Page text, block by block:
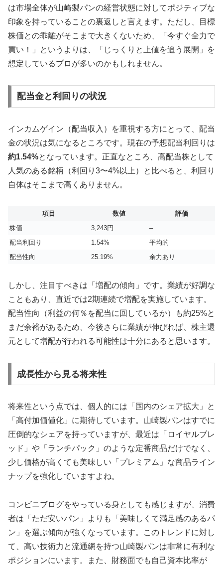
は市場全体が山崎製パンの経営状態に対してポジティブな
印象を持っていることの裏返しと言えます。ただし、目標
株価との乖離がそこまで大きくないため、「今すぐ全力で
買い！」というよりは、「じっくりと上値を追う展開」を
想定しているプロが多いのかもしれません。
配当金と利回りの状況
インカムゲイン（配当収入）を重視する方にとって、配当
金の状況は気になるところです。現在の予想配当利回りは
約1.54%となっています。正直なところ、高配当株として
人気のある銘柄（利回り3〜4%以上）と比べると、利回り
自体はそこまで高くありません。
項目 数値
評価
株価
3,243円
–
配当利回り
1.54%
平均的
配当性向
25.19% 余力あり
しかし、注目すべきは「増配の傾向」です。業績が好調な
こともあり、直近では2期連続で増配を実施しています。
配当性向（利益の何％を配当に回しているか）も約25%と
まだ余裕があるため、今後さらに業績が伸びれば、株主還
元として増配が行われる可能性は十分にあると思います。
成長性から見る将来性
将来性という点では、個人的には「国内のシェア拡大」と
「高付加価値化」に期待しています。山崎製パンはすでに
圧倒的なシェアを持っていますが、最近は「ロイヤルブレ
ッド」や「ランチパック」のような定番商品だけでなく、
少し価格が高くても美味しい「プレミアム」な商品ライン
ナップを強化していますよね。
コンビニブログをやっている身としても感じますが、消費
者は「ただ安いパン」よりも「美味しくて満足感のあるパ
ン」を選ぶ傾向が強くなっています。このトレンドに対し
て、高い技術力と流通網を持つ山崎製パンは非常に有利な
ポジションにいます。また、財務面でも自己資本比率が